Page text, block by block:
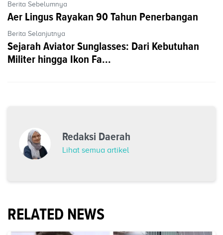
Berita Sebelumnya
Aer Lingus Rayakan 90 Tahun Penerbangan
Berita Selanjutnya
Sejarah Aviator Sunglasses: Dari Kebutuhan
Militer hingga Ikon Fa...
Redaksi Daerah
Lihat semua artikel
RELATED NEWS